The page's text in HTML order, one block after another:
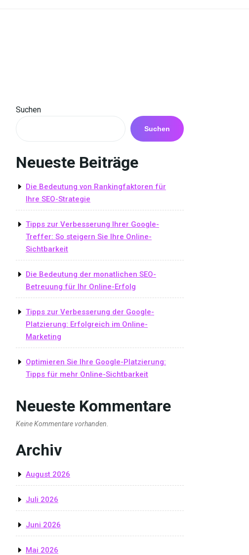
Suchen
Suchen
Neueste Beiträge
Die Bedeutung von Rankingfaktoren für
Ihre SEO-Strategie
Tipps zur Verbesserung Ihrer Google-
Treffer: So steigern Sie Ihre Online-
Sichtbarkeit
Die Bedeutung der monatlichen SEO-
Betreuung für Ihr Online-Erfolg
Tipps zur Verbesserung der Google-
Platzierung: Erfolgreich im Online-
Marketing
Optimieren Sie Ihre Google-Platzierung:
Tipps für mehr Online-Sichtbarkeit
Neueste Kommentare
Keine Kommentare vorhanden.
Archiv
August 2026
Juli 2026
Juni 2026
Mai 2026